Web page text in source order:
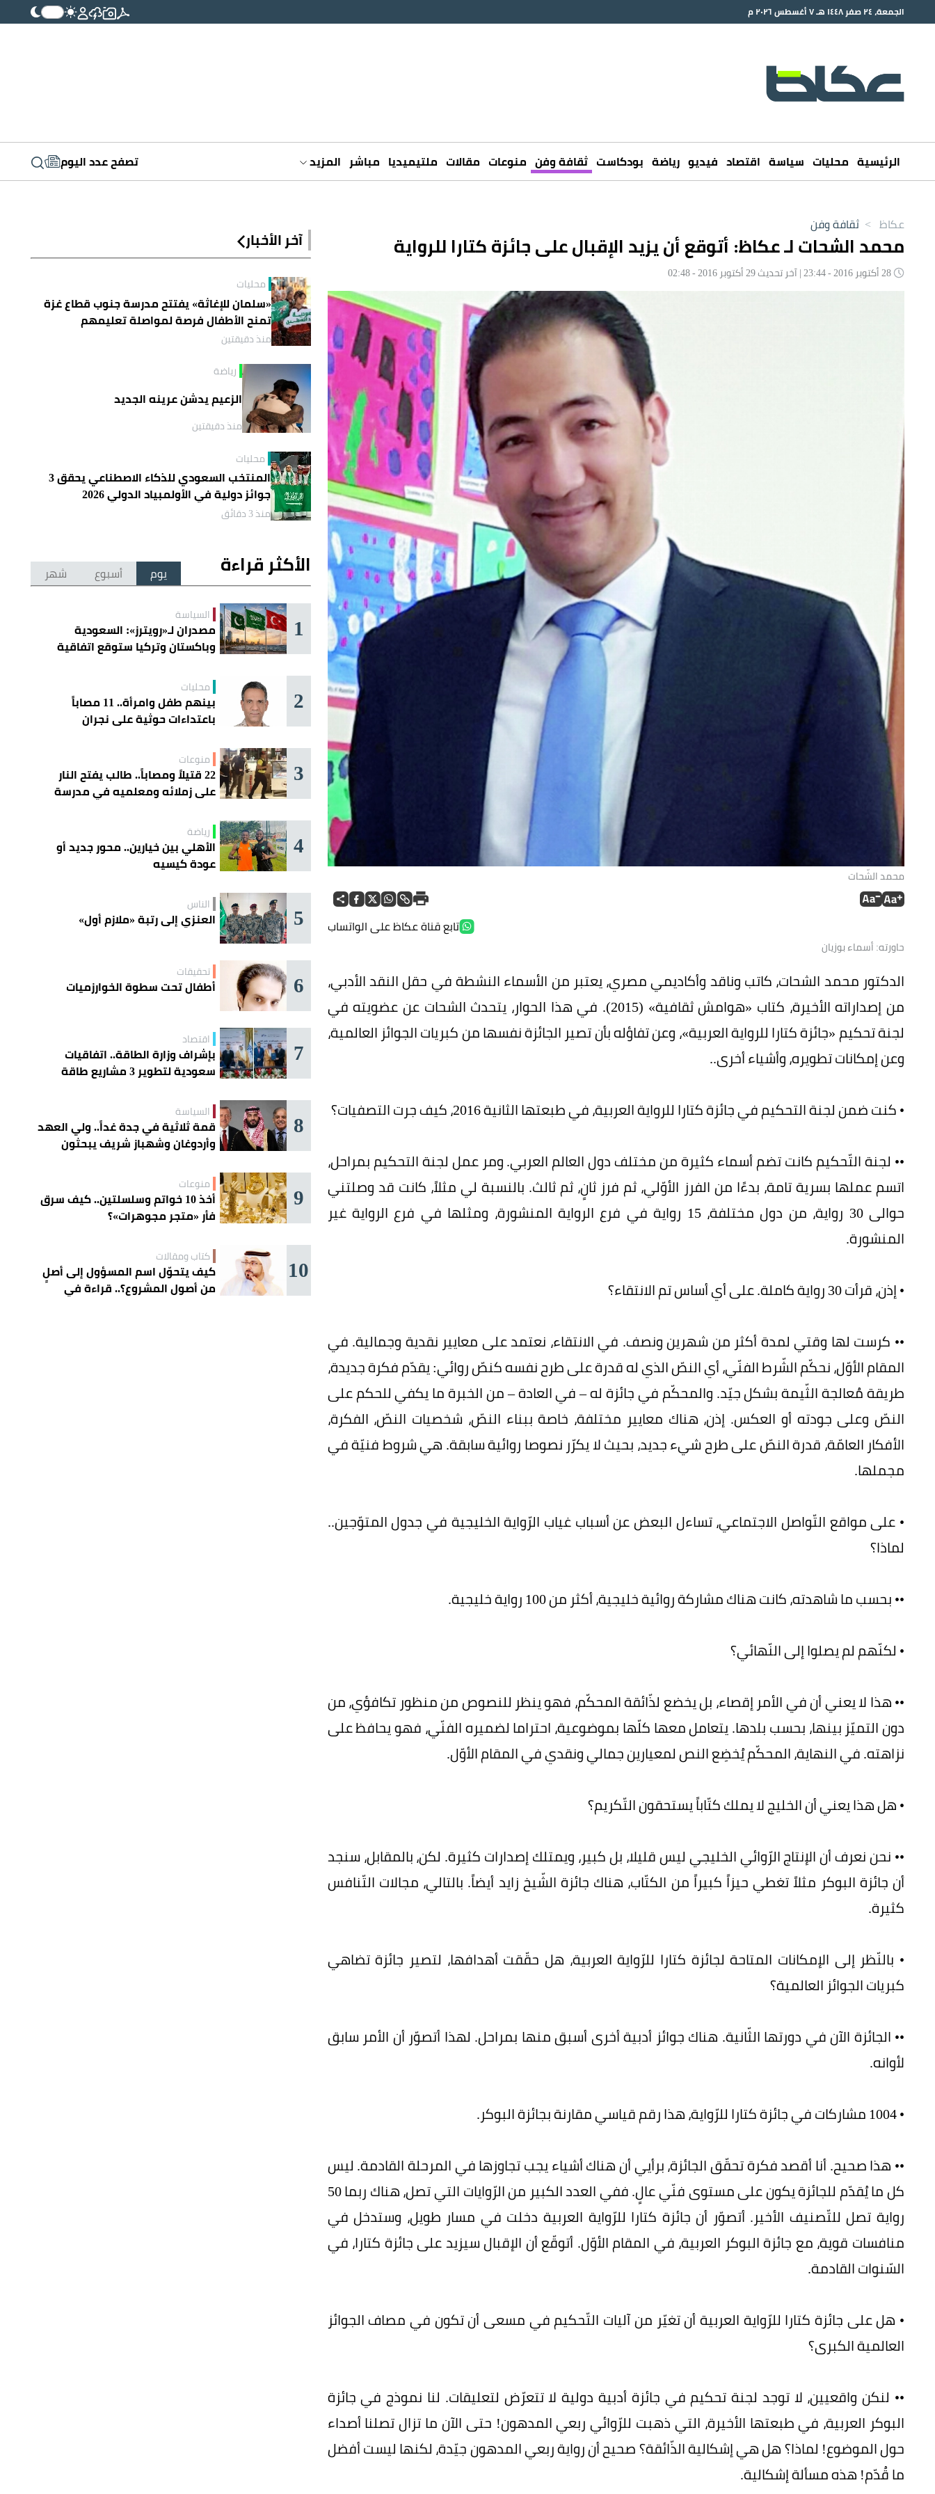
الجمعة، ٢٤ صفر ١٤٤٨ هـ ٧ أغسطس ٢٠٢٦ م
الرئيسية محليات سياسة اقتصاد فيديو رياضة بودكاست ثقافة وفن منوعات مقالات ملتيميديا مباشر المزيد تصفح عدد اليوم
عكاظ > ثقافة وفن
محمد الشحات لـ عكاظ: أتوقع أن يزيد الإقبال على جائزة كتارا للرواية
محمد الشّحات
تابع قناة عكاظ على الواتساب
حاورته: أسماء بوزيان
الدكتور محمد الشحات، كاتب وناقد وأكاديمي مصري، يعتبر من الأسماء النشطة في حقل النقد الأدبي،
من إصداراته الأخيرة، كتاب «هوامش ثقافية» (2015). في هذا الحوار، يتحدث الشحات عن عضويته في
لجنة تحكيم «جائزة كتارا للرواية العربية»، وعن تفاؤله بأن تصير الجائزة نفسها من كبريات الجوائز العالمية،
وعن إمكانات تطويره، وأشياء أخرى..
• كنت ضمن لجنة التحكيم في جائزة كتارا للرواية العربية، في طبعتها الثانية 2016، كيف جرت التصفيات؟
•• لجنة التّحكيم كانت تضم أسماء كثيرة من مختلف دول العالم العربي. ومر عمل لجنة التحكيم بمراحل،
اتسم عملها بسرية تامة، بدءًا من الفرز الأوّلي، ثم فرز ثانٍ، ثم ثالث. بالنسبة لي مثلاً، كانت قد وصلتني
حوالى 30 رواية، من دول مختلفة، 15 رواية في فرع الرواية المنشورة، ومثلها في فرع الرواية غير
المنشورة.
• إذن، قرأت 30 رواية كاملة. على أي أساس تم الانتقاء؟
•• كرست لها وقتي لمدة أكثر من شهرين ونصف. في الانتقاء، نعتمد على معايير نقدية وجمالية. في
المقام الأوّل، نحكّم الشّرط الفنّي، أي النصّ الذي له قدرة على طرح نفسه كنصّ روائي: يقدّم فكرة جديدة،
طريقة مُعالجة الثّيمة بشكل جيّد. والمحكّم في جائزة له – في العادة – من الخبرة ما يكفي للحكم على
النصّ وعلى جودته أو العكس. إذن، هناك معايير مختلفة، خاصة ببناء النصّ، شخصيات النصّ، الفكرة،
الأفكار العامّة، قدرة النصّ على طرح شيء جديد، بحيث لا يكرّر نصوصا روائية سابقة. هي شروط فنيّة في
مجملها.
• على مواقع التّواصل الاجتماعي، تساءل البعض عن أسباب غياب الرّواية الخليجية في جدول المتوّجين..
لماذا؟
•• بحسب ما شاهدته، كانت هناك مشاركة روائية خليجية، أكثر من 100 رواية خليجية.
• لكنّهم لم يصلوا إلى النّهائي؟
•• هذا لا يعني أن في الأمر إقصاء، بل يخضع لذّائقة المحكّم، فهو ينظر للنصوص من منظور تكافؤي، من
دون التميّز بينها، بحسب بلدها. يتعامل معها كلّها بموضوعية، احتراما لضميره الفنّي، فهو يحافظ على
نزاهته. في النهاية، المحكّم يُخضِع النص لمعيارين جمالي ونقدي في المقام الأوّل.
• هل هذا يعني أن الخليج لا يملك كتّاباً يستحقون التّكريم؟
•• نحن نعرف أن الإنتاج الرّوائي الخليجي ليس قليلا، بل كبير، ويمتلك إصدارات كثيرة. لكن، بالمقابل، سنجد
أن جائزة البوكر مثلاً تغطي حيزاً كبيراً من الكتّاب، هناك جائزة الشّيخ زايد أيضاً. بالتالي، مجالات التّنافس
كثيرة.
• بالنّظر إلى الإمكانات المتاحة لجائزة كتارا للرّواية العربية، هل حقّقت أهدافها، لتصير جائزة تضاهي
كبريات الجوائز العالمية؟
•• الجائزة الآن في دورتها الثّانية. هناك جوائز أدبية أخرى أسبق منها بمراحل. لهذا أتصوّر أن الأمر سابق
لأوانه.
• 1004 مشاركات في جائزة كتارا للرّواية، هذا رقم قياسي مقارنة بجائزة البوكر.
•• هذا صحيح. أنا أقصد فكرة تحقّق الجائزة، برأيي أن هناك أشياء يجب تجاوزها في المرحلة القادمة. ليس
كل ما يُقدّم للجائزة يكون على مستوى فنّي عالٍ. ففي العدد الكبير من الرّوايات التي تصل، هناك ربما 50
رواية تصل للتّصنيف الأخير. أتصوّر أن جائزة كتارا للرّواية العربية دخلت في مسار طويل، وستدخل في
منافسات قوية، مع جائزة البوكر العربية، في المقام الأوّل. أتوقّع أن الإقبال سيزيد على جائزة كتارا، في
السّنوات القادمة.
• هل على جائزة كتارا للرّواية العربية أن تغيّر من آليات التّحكيم في مسعى أن تكون في مصاف الجوائز
العالمية الكبرى؟
•• لنكن واقعيين، لا توجد لجنة تحكيم في جائزة أدبية دولية لا تتعرّض لتعليقات. لنا نموذج في جائزة
البوكر العربية، في طبعتها الأخيرة، التي ذهبت للرّوائي ربعي المدهون! حتى الآن ما تزال تصلنا أصداء
حول الموضوع! لماذا؟ هل هي إشكالية الذّائقة؟ صحيح أن رواية ربعي المدهون جيّدة، لكنها ليست أفضل
ما قُدّم! هذه مسألة إشكالية.
آخر الأخبار
محليات
«سلمان للإغاثة» يفتتح مدرسة جنوب قطاع غزة
تمنح الأطفال فرصة لمواصلة تعليمهم
منذ دقيقتين
رياضة
الزعيم يدشن عرينه الجديد
منذ دقيقتين
محليات
المنتخب السعودي للذكاء الاصطناعي يحقق 3
جوائز دولية في الأولمبياد الدولي 2026
منذ 3 دقائق
الأكثر قراءة يوم أسبوع شهر
1 السياسة
مصدران لـ«رويترز»: السعودية
وباكستان وتركيا ستوقع اتفاقية
2 محليات
بينهم طفل وامرأة.. 11 مصاباً
باعتداءات حوثية على نجران
3 منوعات
22 قتيلاً ومصاباً.. طالب يفتح النار
على زملائه ومعلميه في مدرسة
4 رياضة
الأهلي بين خيارين.. محور جديد أو
عودة كيسيه
5 الناس
العنزي إلى رتبة «ملازم أول»
6 تحقيقات
أطفال تحت سطوة الخوارزميات
7 اقتصاد
بإشراف وزارة الطاقة.. اتفاقيات
سعودية لتطوير 3 مشاريع طاقة
8 السياسة
قمة ثلاثية في جدة غداً.. ولي العهد
وأردوغان وشهباز شريف يبحثون
9 منوعات
أخذ 10 خواتم وسلسلتين.. كيف سرق
فأر «متجر مجوهرات»؟
10 كتاب ومقالات
كيف يتحوّل اسم المسؤول إلى أصلٍ
من أصول المشروع؟.. قراءة في